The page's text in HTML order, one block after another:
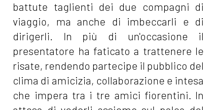
battute taglienti dei due compagni di
viaggio, ma anche di imbeccarli e di
dirigerli. In più di un'occasione il
presentatore ha faticato a trattenere le
risate, rendendo partecipe il pubblico del
clima di amicizia, collaborazione e intesa
che impera tra i tre amici fiorentini. In